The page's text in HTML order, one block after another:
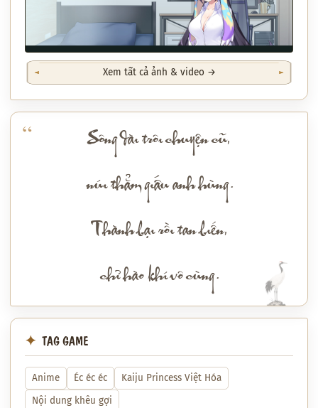
Xem tất cả ảnh & video →
Sông dài trôi chuyện cũ,
núi thẳm giấu anh hùng.
Thành bại rồi tan biến,
chỉ hào khí vô cùng.
TAG GAME
Anime Éc éc éc
Kaiju Princess Việt Hóa
Nội dung khêu gợi